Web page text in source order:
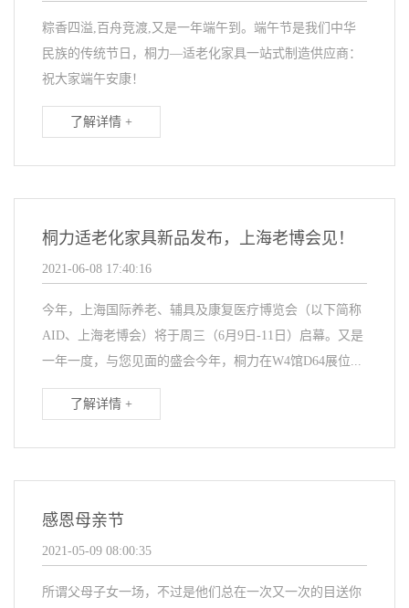
粽香四溢,百舟竞渡,又是一年端午到。端午节是我们中华
民族的传统节日，桐力—适老化家具一站式制造供应商：
祝大家端午安康！
了解详情 +
桐力适老化家具新品发布，上海老博会见！
2021-06-08 17:40:16
今年，上海国际养老、辅具及康复医疗博览会（以下简称
AID、上海老博会）将于周三（6月9日-11日）启幕。又是
一年一度，与您见面的盛会今年，桐力在W4馆D64展位...
了解详情 +
感恩母亲节
2021-05-09 08:00:35
所谓父母子女一场，不过是他们总在一次又一次的目送你